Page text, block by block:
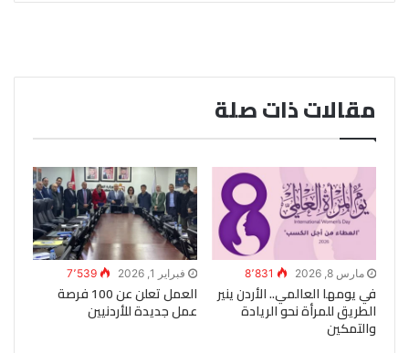
مقالات ذات صلة
مارس 8, 2026 8٬831
في يومها العالمي.. الأردن ينير
الطريق للمرأة نحو الريادة
والتمكين
فبراير 1, 2026 7٬539
العمل تعلن عن 100 فرصة
عمل جديدة للأردنيين